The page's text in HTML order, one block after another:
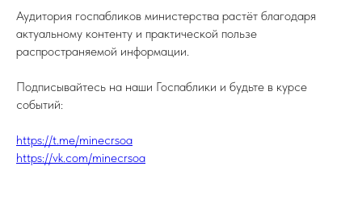
Аудитория госпабликов министерства растёт благодаря
актуальному контенту и практической пользе
распространяемой информации.
Подписывайтесь на наши Госпаблики и будьте в курсе
событий:
https://t.me/minecrsoa
https://vk.com/minecrsoa